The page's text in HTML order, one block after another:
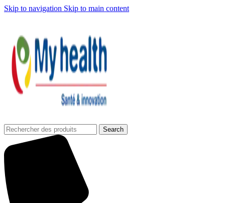
Skip to navigation Skip to main content
Search